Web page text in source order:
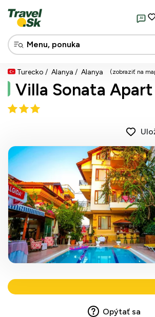
AI
Turecko Alanya Alanya (zobraziť na
Villa Sonata
Opýtať sa